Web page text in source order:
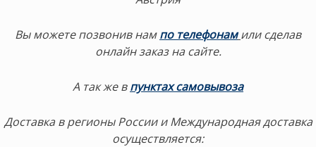
Вы можете позвонив нампо телефонам или сделав
онлайн заказ на сайте.
А так же в пунктах самовывоза
Доставка в регионы России и Международная доставка
осуществляется: